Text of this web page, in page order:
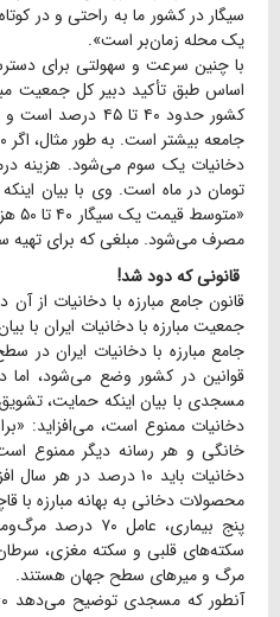
سیگار در کشور ما به راحتی و در
یک محله زمان‌بر است».
با چنین سرعت و سهولتی برای
اساس طبق تأکید دبیر کل جمعیت
کشور حدود ۴۰
مصرف می‌شود. مبلغی که برای تهیه
قانونی که دود شد!
قانون جامع مبارزه با دخانیات از
جامع مبارزه با دخانیات ایران در
قوانین در کشور وضع می‌شود،
مسجدی با بیان اینکه حمایت،
محصولات دخانی به بهانه مبارزه با
پنج بیماری،
مرگ و میر‌های سطح جهان هستند.